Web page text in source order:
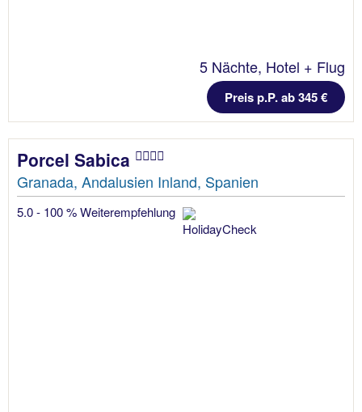
5 Nächte, Hotel + Flug
Preis p.P. ab 345 €
Porcel Sabica
Granada, Andalusien Inland, Spanien
5.0 - 100 % Weiterempfehlung